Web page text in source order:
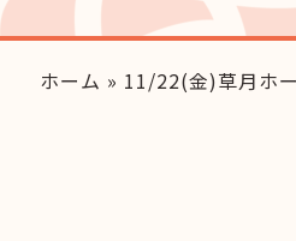
ホーム » 11/22(金)草月ホ